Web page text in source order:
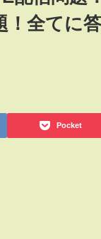
全てに
Pocket